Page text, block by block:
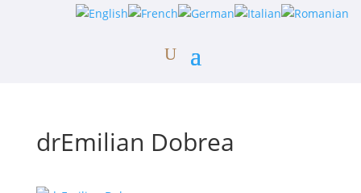
drEmilian Dobrea